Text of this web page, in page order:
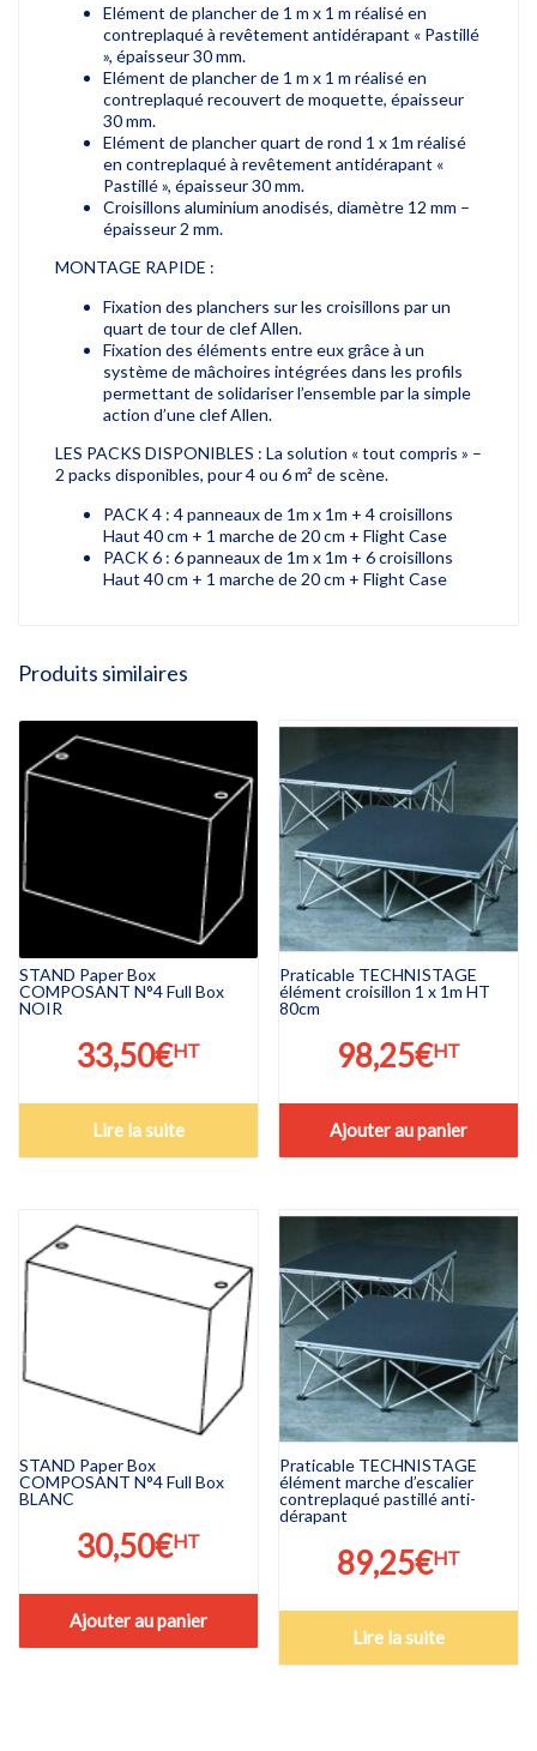
Elément de plancher de 1 m x 1 m réalisé en
contreplaqué à revêtement antidérapant « Pastillé
», épaisseur 30 mm.
Elément de plancher de 1 m x 1 m réalisé en
contreplaqué recouvert de moquette, épaisseur
30 mm.
Elément de plancher quart de rond 1 x 1m réalisé
en contreplaqué à revêtement antidérapant «
Pastillé », épaisseur 30 mm.
Croisillons aluminium anodisés, diamètre 12 mm –
épaisseur 2 mm.
MONTAGE RAPIDE :
Fixation des planchers sur les croisillons par un
quart de tour de clef Allen.
Fixation des éléments entre eux grâce à un
système de mâchoires intégrées dans les profils
permettant de solidariser l’ensemble par la simple
action d’une clef Allen.
LES PACKS DISPONIBLES : La solution « tout compris » –
2 packs disponibles, pour 4 ou 6 m² de scène.
PACK 4 : 4 panneaux de 1m x 1m + 4 croisillons
Haut 40 cm + 1 marche de 20 cm + Flight Case
PACK 6 : 6 panneaux de 1m x 1m + 6 croisillons
Haut 40 cm + 1 marche de 20 cm + Flight Case
Produits similaires
STAND Paper Box
COMPOSANT N°4 Full Box
NOIR
33,50€HT
Lire la suite
Praticable TECHNISTAGE
élément croisillon 1 x 1m HT
80cm
98,25€HT
Ajouter au panier
STAND Paper Box
COMPOSANT N°4 Full Box
BLANC
30,50€HT
Ajouter au panier
Praticable TECHNISTAGE
élément marche d’escalier
contreplaqué pastillé anti-
dérapant
89,25€HT
Lire la suite